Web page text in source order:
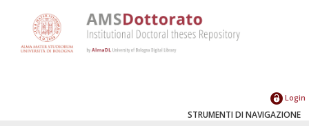
Login
STRUMENTI DI NAVIGAZIONE